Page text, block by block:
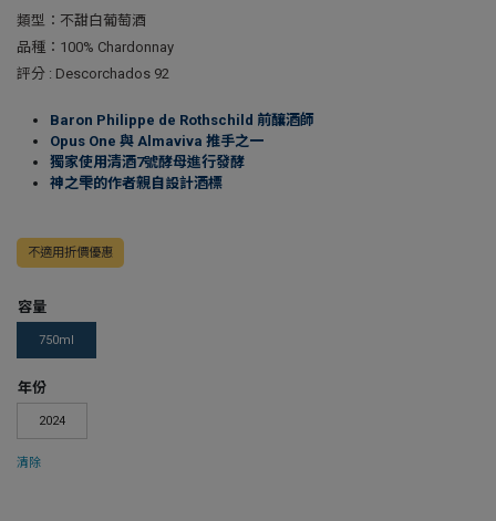
類型：不甜白葡萄酒
品種：100% Chardonnay
評分 : Descorchados 92
Baron Philippe de Rothschild 前釀酒師
Opus One 與 Almaviva 推手之一
獨家使用清酒7號酵母進行發酵
神之雫的作者親自設計酒標
不適用折價優惠
容量
750ml
年份
2024
清除